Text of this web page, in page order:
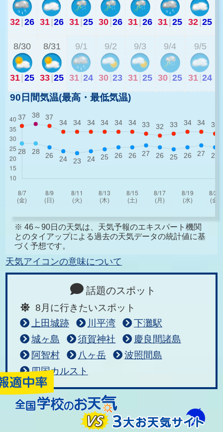
32|26 31|26 31|25 30|26 31|26 31|25 32|25
8/30
31|25
8/31
33|25
9/1
31 24
9/2
30 23
9/3
31 25
9/4
30 25
9/5
31 24
90日間気温(最高・最低気温)
※ 46～90日の天気は、天気予報のエキスパート機関
とのタイアップによる過去の天気データの統計値に基
づく予想です。
天気アイコンの意味について
話題のスポット
8月に行きたいスポット
上田城跡
川平湾
下灘駅
城ヶ島
須賀神社
慶良間諸島
阿智村
八ヶ岳
波照間島
四国カルスト